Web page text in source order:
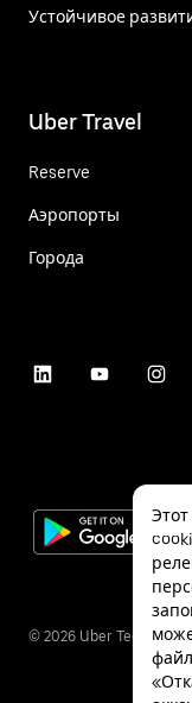
Устойчивое
Uber Travel
Reserve
Аэропорты
Города
© 2026 Uber